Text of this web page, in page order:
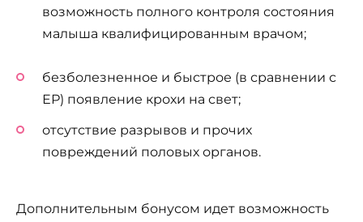
возможность полного контроля состояния
малыша квалифицированным врачом;
безболезненное и быстрое (в сравнении с
ЕР) появление крохи на свет;
отсутствие разрывов и прочих
повреждений половых органов.
Дополнительным бонусом идет возможность